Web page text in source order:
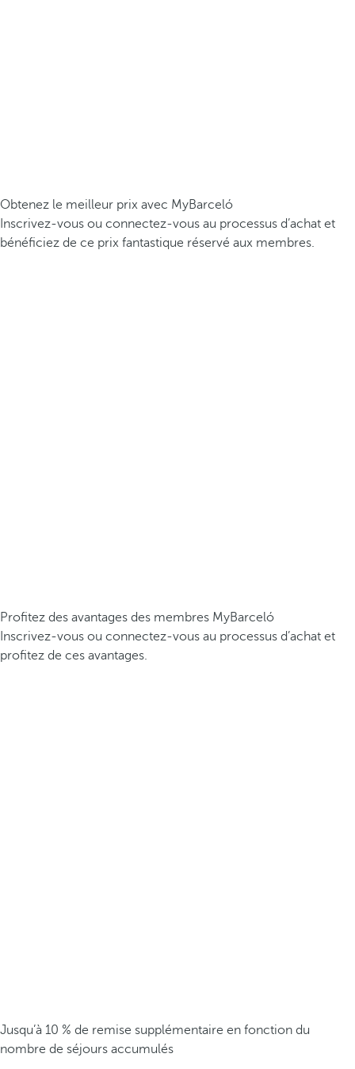
Obtenez le meilleur prix avec MyBarceló
Inscrivez-vous ou connectez-vous au processus d’achat et
bénéficiez de ce prix fantastique réservé aux membres.
Profitez des avantages des membres MyBarceló
Inscrivez-vous ou connectez-vous au processus d’achat et
profitez de ces avantages.
Jusqu’à 10 % de remise supplémentaire en fonction du
nombre de séjours accumulés